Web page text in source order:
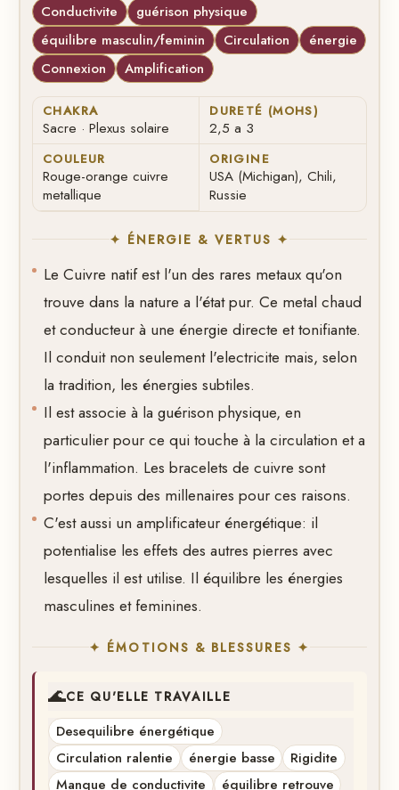
Conductivite
guérison physique
équilibre masculin/feminin
Circulation
énergie
Connexion
Amplification
CHAKRA
Sacre · Plexus solaire
DURETÉ (MOHS)
2,5 a 3
COULEUR
Rouge-orange cuivre
metallique
ORIGINE
USA (Michigan), Chili,
Russie
✦ ÉNERGIE & VERTUS ✦
Le Cuivre natif est l'un des rares metaux qu'on
trouve dans la nature a l'état pur. Ce metal chaud
et conducteur à une énergie directe et tonifiante.
Il conduit non seulement l'electricite mais, selon
la tradition, les énergies subtiles.
Il est associe à la guérison physique, en
particulier pour ce qui touche à la circulation et a
l'inflammation. Les bracelets de cuivre sont
portes depuis des millenaires pour ces raisons.
C'est aussi un amplificateur énergétique: il
potentialise les effets des autres pierres avec
lesquelles il est utilise. Il équilibre les énergies
masculines et feminines.
✦ ÉMOTIONS & BLESSURES ✦
🌊CE QU'ELLE TRAVAILLE
Desequilibre énergétique
Circulation ralentie
énergie basse
Rigidite
Manque de conductivite
équilibre retrouve